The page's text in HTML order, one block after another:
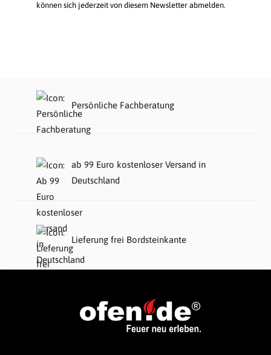
können sich jederzeit von diesem Newsletter abmelden.
Persönliche Fachberatung
ab 99 Euro kostenloser Versand in
Deutschland
Lieferung frei Bordsteinkante